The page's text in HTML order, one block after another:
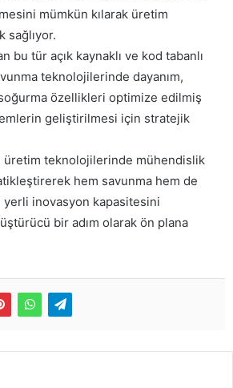
mümkün kılarak üretim
sağlıyor.
bu tür açık kaynaklı ve kod tabanlı
teknolojilerinde dayanım,
özellikleri optimize edilmiş
geliştirilmesi için stratejik
üretim teknolojilerinde mühendislik
hem savunma hem de
inovasyon kapasitesini
bir adım olarak ön plana